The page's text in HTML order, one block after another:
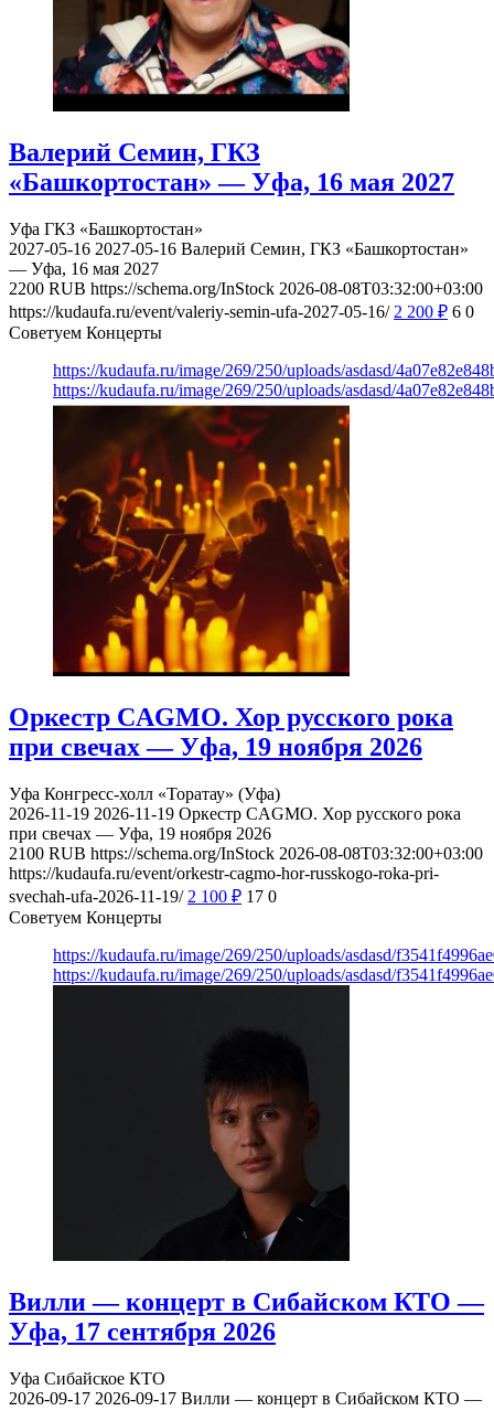
Валерий Семин, ГКЗ
«Башкортостан» — Уфа, 16 мая 2027
Уфа ГКЗ «Башкортостан»
2027-05-16 2027-05-16 Валерий Семин, ГКЗ «Башкортостан»
— Уфа, 16 мая 2027
2200 RUB https://schema.org/InStock 2026-08-08T03:32:00+03:00
https://kudaufa.ru/event/valeriy-semin-ufa-2027-05-16/ 2 200 ₽ 6 0
Советуем Концерты
https://kudaufa.ru/image/269/250/uploads/asdasd/
https://kudaufa.ru/image/269/250/uploads/asdasd/
Оркестр CAGMO. Хор русского рока
при свечах — Уфа, 19 ноября 2026
Уфа Конгресс-холл «Торатау» (Уфа)
2026-11-19 2026-11-19 Оркестр CAGMO. Хор русского рока
при свечах — Уфа, 19 ноября 2026
2100 RUB https://schema.org/InStock 2026-08-08T03:32:00+03:00
https://kudaufa.ru/event/orkestr-cagmo-hor-russkogo-roka-pri-
svechah-ufa-2026-11-19/ 2 100 ₽ 17 0
Советуем Концерты
https://kudaufa.ru/image/269/250/uploads/asdasd/
https://kudaufa.ru/image/269/250/uploads/asdasd/
Вилли — концерт в Сибайском КТО —
Уфа, 17 сентября 2026
Уфа Сибайское КТО
2026-09-17 2026-09-17 Вилли — концерт в Сибайском КТО —